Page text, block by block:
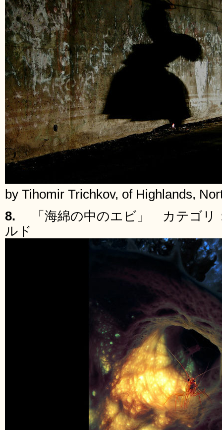
by Tihomir Trichkov, of Highlands,
8.
「海綿の中のエビ」 カテゴリ
ルド